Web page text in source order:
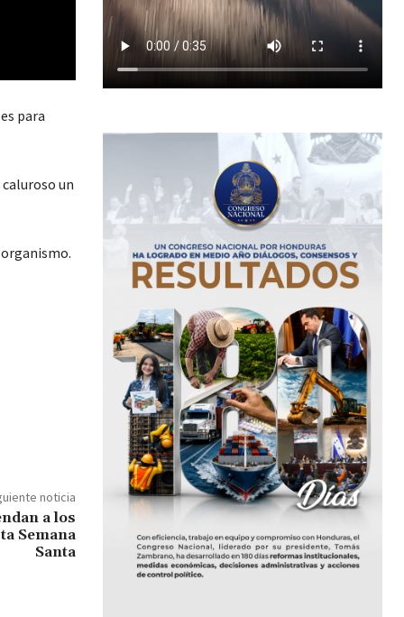
para
un
noticia
a los
Semana
Santa